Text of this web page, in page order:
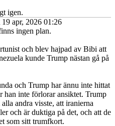
igen.
apr, 2026 01:26
ingen plan.
och blev hajpad av Bibi att
kunde Trump nästan gå på
och Trump har ännu inte hittat
han inte förlorar ansiktet. Trump
andra visste, att iranierna
och är duktiga på det, och att de
som sitt trumfkort.